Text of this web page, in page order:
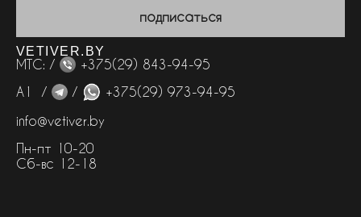
подписаться
VETIVER.BY
МТС: /
+375(29) 843-94-95
А1 /
/
+375(29) 973-94-95
info@vetiver.by
Пн-пт 10-20
Сб-вс 12-18